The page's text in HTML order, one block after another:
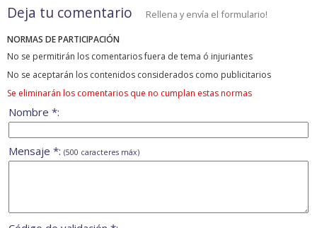
Deja tu comentario Rellena y envía el formulario!
NORMAS DE PARTICIPACIÓN
No se permitirán los comentarios fuera de tema ó injuriantes
No se aceptarán los contenidos considerados como publicitarios
Se eliminarán los comentarios que no cumplan estas normas
Nombre *:
Mensaje *: (500 caracteres máx)